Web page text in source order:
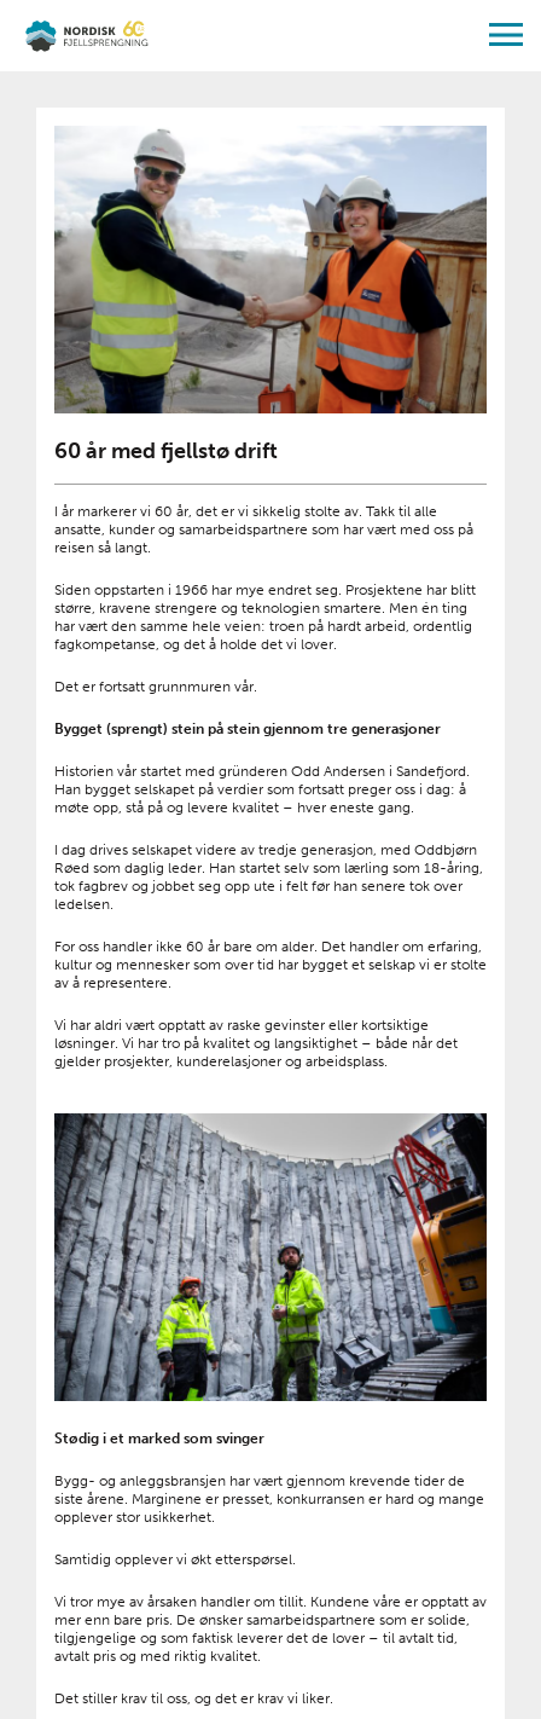
60 år med fjellstø drift
I år markerer vi 60 år, det er vi sikkelig stolte av. Takk til alle
ansatte, kunder og samarbeidspartnere som har vært med oss på
reisen så langt.
Siden oppstarten i 1966 har mye endret seg. Prosjektene har blitt
større, kravene strengere og teknologien smartere. Men én ting
har vært den samme hele veien: troen på hardt arbeid, ordentlig
fagkompetanse, og det å holde det vi lover.
Det er fortsatt grunnmuren vår.
Bygget (sprengt) stein på stein gjennom tre generasjoner
Historien vår startet med gründeren Odd Andersen i Sandefjord.
Han bygget selskapet på verdier som fortsatt preger oss i dag: å
møte opp, stå på og levere kvalitet – hver eneste gang.
I dag drives selskapet videre av tredje generasjon, med Oddbjørn
Røed som daglig leder. Han startet selv som lærling som 18-åring,
tok fagbrev og jobbet seg opp ute i felt før han senere tok over
ledelsen.
For oss handler ikke 60 år bare om alder. Det handler om erfaring,
kultur og mennesker som over tid har bygget et selskap vi er stolte
av å representere.
Vi har aldri vært opptatt av raske gevinster eller kortsiktige
løsninger. Vi har tro på kvalitet og langsiktighet – både når det
gjelder prosjekter, kunderelasjoner og arbeidsplass.
Stødig i et marked som svinger
Bygg- og anleggsbransjen har vært gjennom krevende tider de
siste årene. Marginene er presset, konkurransen er hard og mange
opplever stor usikkerhet.
Samtidig opplever vi økt etterspørsel.
Vi tror mye av årsaken handler om tillit. Kundene våre er opptatt av
mer enn bare pris. De ønsker samarbeidspartnere som er solide,
tilgjengelige og som faktisk leverer det de lover – til avtalt tid,
avtalt pris og med riktig kvalitet.
Det stiller krav til oss, og det er krav vi liker.